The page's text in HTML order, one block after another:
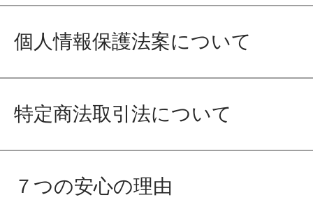
個人情報保護法案について
特定商法取引法について
７つの安心の理由